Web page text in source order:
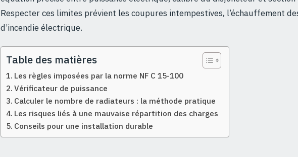
Respecter ces limites prévient les coupures intempestives, l’échauffement
d’incendie électrique.
Table des matières
Les règles imposées par la norme NF C 15-100
Vérificateur de puissance
Calculer le nombre de radiateurs : la méthode pratique
Les risques liés à une mauvaise répartition des charges
Conseils pour une installation durable